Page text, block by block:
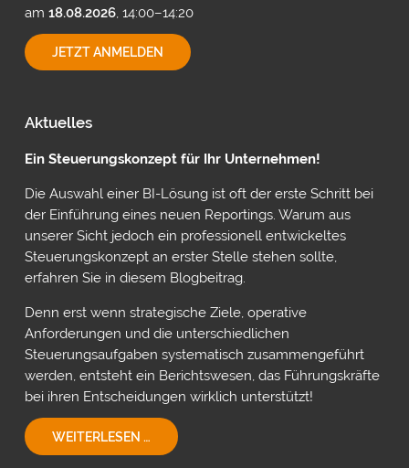
am 18.08.2026, 14:00–14:20
JETZT ANMELDENINDIVIDUELLE
PLANUNG
Aktuelles
Ein Steuerungskonzept für Ihr Unternehmen!
Die Auswahl einer BI-Lösung ist oft der erste Schritt bei
der Einführung eines neuen Reportings. Warum aus
unserer Sicht jedoch ein professionell entwickeltes
Steuerungskonzept an erster Stelle stehen sollte,
erfahren Sie in diesem Blogbeitrag.
Denn erst wenn strategische Ziele, operative
Anforderungen und die unterschiedlichen
Steuerungsaufgaben systematisch zusammengeführt
werden, entsteht ein Berichtswesen, das Führungskräfte
bei ihren Entscheidungen wirklich unterstützt!
WEITERLESEN …
STEUERUNGSKONZEPT